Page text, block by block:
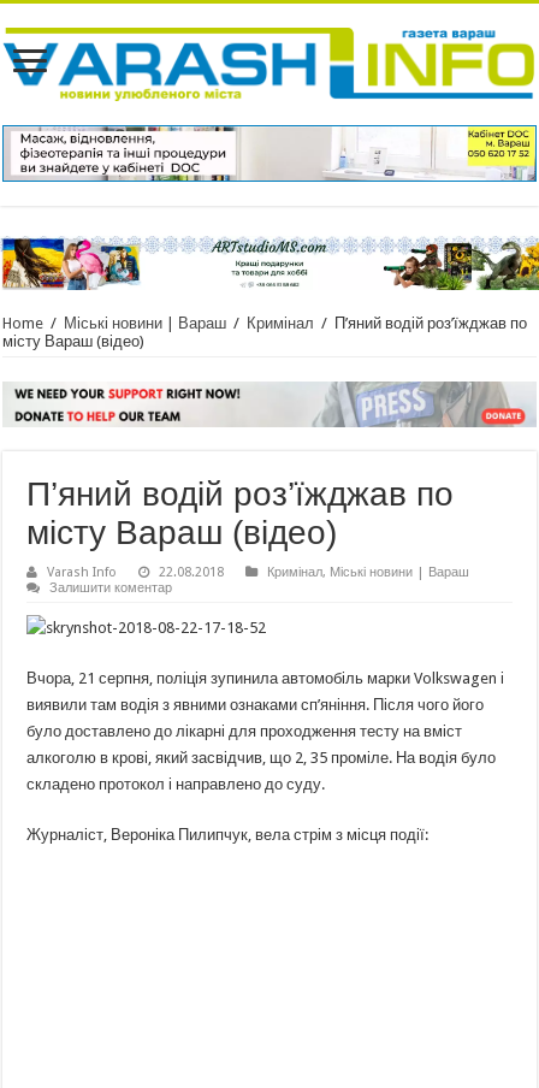
Home / Міські новини | Вараш / Кримінал / П’яний водій роз’їжджав по
місту Вараш (відео)
П’яний водій роз’їжджав по
місту Вараш (відео)
Varash Info 22.08.2018 Кримінал, Міські новини | Вараш
Залишити коментар
Вчора, 21 серпня, поліція зупинила автомобіль марки Volkswagen і
виявили там водія з явними ознаками сп’яніння. Після чого його
було доставлено до лікарні для проходження тесту на вміст
алкоголю в крові, який засвідчив, що 2, 35 проміле. На водія було
складено протокол і направлено до суду.
Журналіст, Вероніка Пилипчук, вела стрім з місця події: